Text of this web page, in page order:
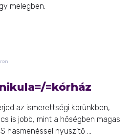
melegben.
=kórház
az ismerettségi körünkben,
is jobb, mint a hőségben magas
hasmenéssel nyüszítő ...